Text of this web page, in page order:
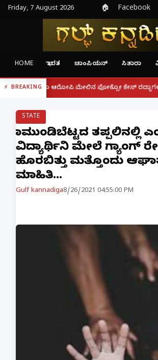
Friday, 7 August 2026 🏠 Facebook
HOME ಭಾರತ ಚಾಂಪಿಯನ್ ಸಿತಾರಾ
BREAKING
ಆರೋಪಿ ಮೇಲಿನ ಪೋಕ್ಸೋ ಕೇಸ್ ರದ್ದಾಗಲ್ಲ: ಹೈಕೋರ್ಟ್
STATE
ಚಾಮುಂಡಿಬೆಟ್ಟದ ತಪ್ಪಲಿನಲ್ಲಿ
ವಿದ್ಯಾರ್ಥಿನಿ ಮೇಲೆ ಗ್ಯಾಂಗ್
ಹೊರಬಿತ್ತು ಮತ್ತೊಂದು
ಮಾಹಿತಿ...
Gulf kannadiga8/26/2021 04:55:00 PM